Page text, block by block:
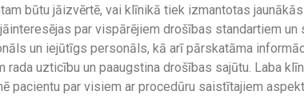
būtu jāizvērtē, vai klīnikā tiek izmantotas
par vispārējiem drošības standartiem
un iejūtīgs personāls, kā arī pārskatāma
rada uzticību un paaugstina drošības sajūtu. Laba
pacientu par visiem ar procedūru saistītajiem